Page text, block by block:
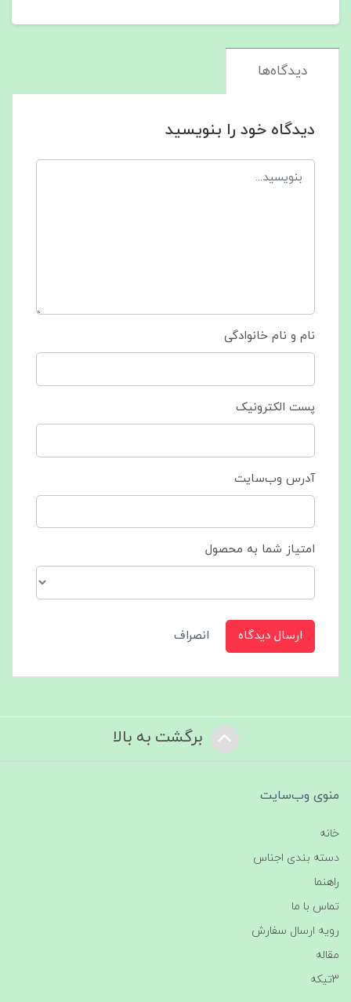
دیدگاه‌ها
دیدگاه خود را بنویسید
نام و نام خانوادگی
پست الکترونیک
آدرس وب‌سایت
امتیاز شما به محصول
ارسال دیدگاه انصراف
برگشت به بالا
منوی وب‌سایت
خانه
دسته بندی اجناس
راهنما
تماس با ما
رویه ارسال سفارش
مقاله
3تیکه